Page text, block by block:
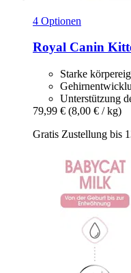
4 Optionen
Royal Canin
Starke
Unterstützung
79,99 € (8,00 € / kg)
Gratis Zustellung bis